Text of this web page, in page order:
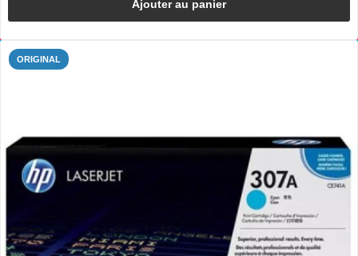
Ajouter au panier
ORIGINAL